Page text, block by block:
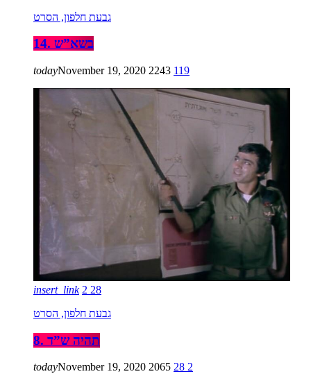
גבעת חלפון, הסרט
14. בשא”ש
todayNovember 19, 2020 2243 119
insert_link 2 28
גבעת חלפון, הסרט
8. תהיה ש”ד
todayNovember 19, 2020 2065 28 2